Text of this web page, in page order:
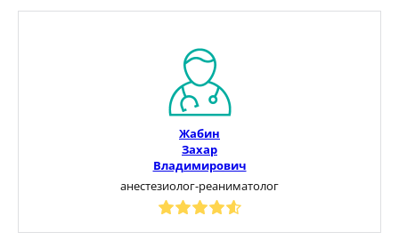
Жабин
Захар
Владимирович
анестезиолог-реаниматолог